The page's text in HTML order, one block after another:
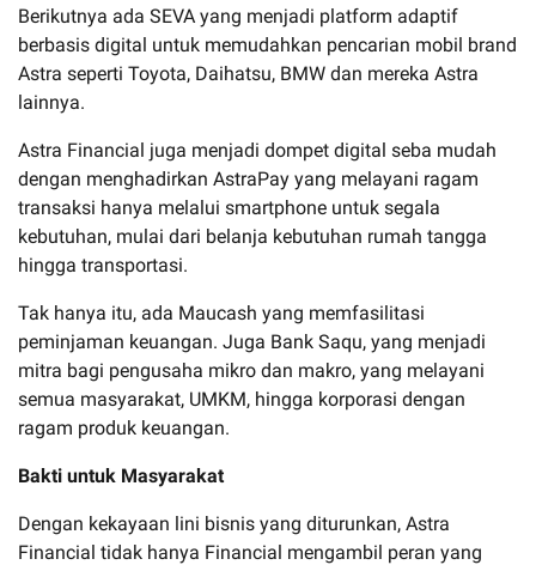
Berikutnya ada SEVA yang menjadi platform adaptif
berbasis digital untuk memudahkan pencarian mobil brand
Astra seperti Toyota, Daihatsu, BMW dan mereka Astra
lainnya.
Astra Financial juga menjadi dompet digital seba mudah
dengan menghadirkan AstraPay yang melayani ragam
transaksi hanya melalui smartphone untuk segala
kebutuhan, mulai dari belanja kebutuhan rumah tangga
hingga transportasi.
Tak hanya itu, ada Maucash yang memfasilitasi
peminjaman keuangan. Juga Bank Saqu, yang menjadi
mitra bagi pengusaha mikro dan makro, yang melayani
semua masyarakat, UMKM, hingga korporasi dengan
ragam produk keuangan.
Bakti untuk Masyarakat
Dengan kekayaan lini bisnis yang diturunkan, Astra
Financial tidak hanya Financial mengambil peran yang